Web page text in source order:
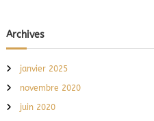
Archives
janvier 2025
novembre 2020
juin 2020